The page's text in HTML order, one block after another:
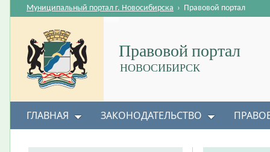
Правовой портал
НОВОСИБИРСК
Муниципальный портал г. Новосибирска › Правовой портал
ГЛАВНАЯ ЗАКОНОДАТЕЛЬСТВО